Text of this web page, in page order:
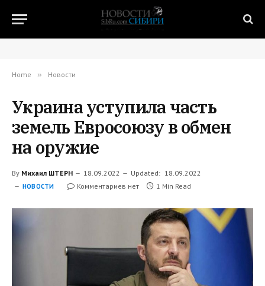
Home » Новости
Украина уступила часть
земель Евросоюзу в обмен
на оружие
By Михаил ШТЕРН 18.09.2022 Updated: 18.09.2022
НОВОСТИ Комментариев нет 1 Min Read